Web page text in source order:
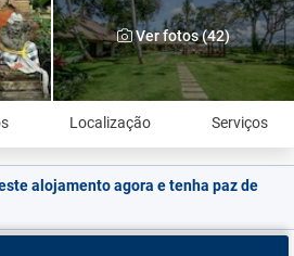
Ver fotos (42)
Localização Serviços
alojamento agora e tenha paz de